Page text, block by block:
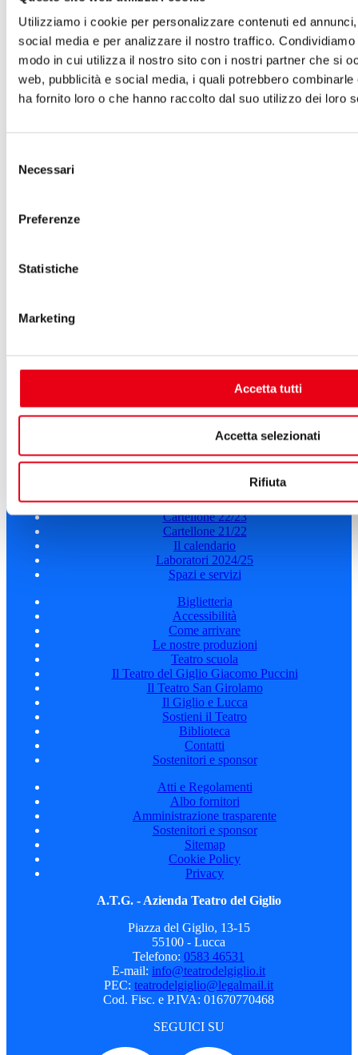
Utilizziamo i cookie per personalizzare contenuti ed
social media e per analizzare il nostro traffico.
modo in cui utilizza il nostro sito con i nostri partner che si
web, pubblicità e social media, i quali potrebbero
ha fornito loro o che hanno raccolto dal suo utilizzo dei loro
delNecessari
Preferenze
Statistiche
Marketing
Accetta tutti
Accetta selezionati
Rifiuta
Puccini Days
Segui tutte le novità
del Teatro del Giglio
Cartellone 26/27
Cartellone 23/24
Cartellone 22/23
Cartellone 21/22
Il calendario
Laboratori 2024/25
Spazi e servizi
Biglietteria
Accessibilità
Come arrivare
Le nostre produzioni
Teatro scuola
Il Teatro del Giglio Giacomo Puccini
Il Teatro San Girolamo
Il Giglio e Lucca
Sostieni il Teatro
Biblioteca
Contatti
Sostenitori e sponsor
Atti e Regolamenti
Albo fornitori
Amministrazione trasparente
Sostenitori e sponsor
Sitemap
Cookie Policy
Privacy
A.T.G. - Azienda Teatro del Giglio
Piazza del Giglio, 13-15
55100 - Lucca
Telefono: 0583 46531
E-mail: info@teatrodelgiglio.it
PEC: teatrodelgiglio@legalmail.it
Cod. Fisc. e P.IVA: 01670770468
SEGUICI SU